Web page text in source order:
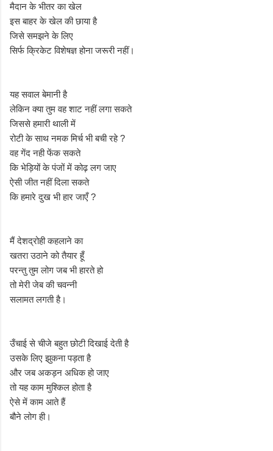
मैदान के भीतर का खेल
इस बाहर के खेल की छाया है
जिसे समझने के लिए
सिर्फ क्रिकेट विशेषज्ञ होना जरूरी नहीं।
यह सवाल बेमानी है
लेकिन क्या तुम वह शाट नहीं लगा सकते
जिससे हमारी थाली में
रोटी के साथ नमक मिर्च भी बची रहे ?
वह गेंद नही फेंक सकते
कि भेड़ियों के पंजों में कोढ़ लग जाए
ऐसी जीत नहीं दिला सकते
कि हमारे दुख भी हार जाएँ ?
मैं देशद्रोही कहलाने का
खतरा उठाने को तैयार हूँ
परन्तु तुम लोग जब भी हारते हो
तो मेरी जेब की चवन्नी
सलामत लगती है।
उँचाई से चीजे बहुत छोटी दिखाई देती है
उसके लिए झुकना पड़ता है
और जब अकड़न अधिक हो जाए
तो यह काम मुश्किल होता है
ऐसे में काम आते हैं
बौने लोग ही।